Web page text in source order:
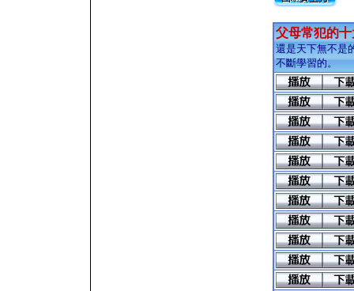
父母常犯的
還是天下無不是
不斷學習的。